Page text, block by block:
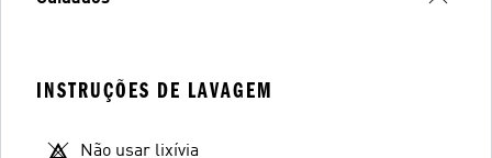
INSTRUÇÕES DE LAVAGEM
Não usar lixívia